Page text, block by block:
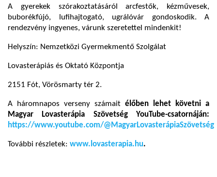
A gyerekek szórakoztatásáról arcfestők, kézművesek,
buborékfújó, lufihajtogató, ugrálóvár gondoskodik. A
rendezvény ingyenes, várunk szeretettel mindenkit!
Helyszín: Nemzetközi Gyermekmentő Szolgálat
Lovasterápiás és Oktató Központja
2151 Fót, Vörösmarty tér 2.
A háromnapos verseny számait élőben lehet követni a
Magyar Lovasterápia Szövetség YouTube-csatornáján:
https://www.youtube.com/@MagyarLovasterápiaSzövetség
További részletek: www.lovasterapia.hu.